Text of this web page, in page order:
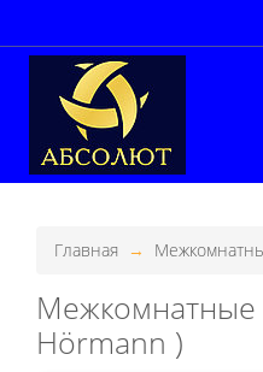
Главная
Межкомнатные
Hörmann )